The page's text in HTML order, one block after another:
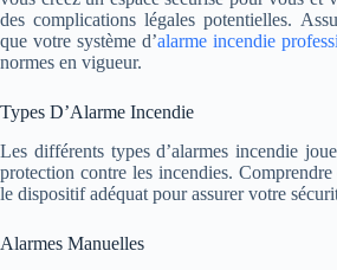
des complications légales potentielles.
que votre système d’alarme incendie
normes en vigueur.
Types D’Alarme Incendie
Les différents types d’alarmes incendie
protection contre les incendies.
le dispositif adéquat pour assurer votre
Alarmes Manuelles